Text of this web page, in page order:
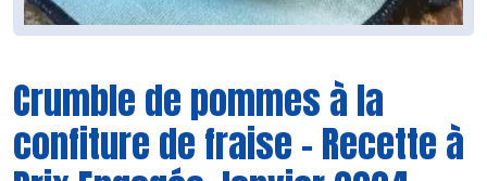
Crumble de pommes à la
confiture de fraise - Recette à